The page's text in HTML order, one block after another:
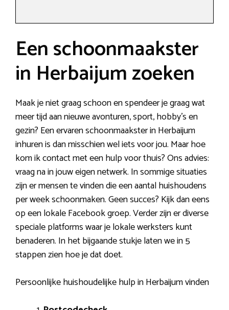
Een schoonmaakster
in Herbaijum zoeken
Maak je niet graag schoon en spendeer je graag wat
meer tijd aan nieuwe avonturen, sport, hobby’s en
gezin? Een ervaren schoonmaakster in Herbaijum
inhuren is dan misschien wel iets voor jou. Maar hoe
kom ik contact met een hulp voor thuis? Ons advies:
vraag na in jouw eigen netwerk. In sommige situaties
zijn er mensen te vinden die een aantal huishoudens
per week schoonmaken. Geen succes? Kijk dan eens
op een lokale Facebook groep. Verder zijn er diverse
speciale platforms waar je lokale werksters kunt
benaderen. In het bijgaande stukje laten we in 5
stappen zien hoe je dat doet.
Persoonlijke huishoudelijke hulp in Herbaijum vinden